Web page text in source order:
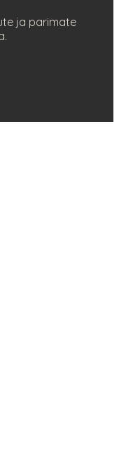
ja parimate